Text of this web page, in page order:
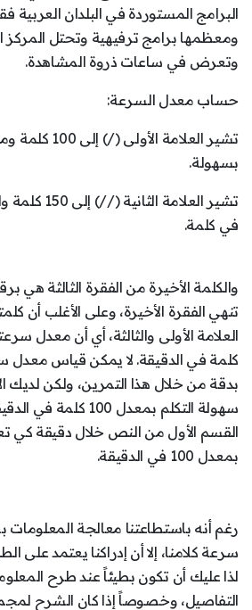
ومعظمها برامج ترفيهية وتحتل المركز
وتعرض في ساعات ذروة المشاهدة.
حساب معدل السرعة:
تشير العلامة
بسهولة.
في كلمة.
تنهي الفقرة الأخيرة، وعلى الأغلب أن
كلمة في الدقيقة. لا يمكن قياس معدل
بدقة من خلال هذا التمرين، ولكن لديك
سهولة التكلم بمعدل 100
القسم الأول من النص خلال دقيقة كي
بمعدل 100 في الدقيقة.
رغم أنه باستطاعتنا معالجة
سرعة كلامنا، إلا أن إدراكنا يعتمد على
لذا عليك أن تكون بطيئاً عند طرح
التفاصيل، وخصوصاً إذا كان الشرح